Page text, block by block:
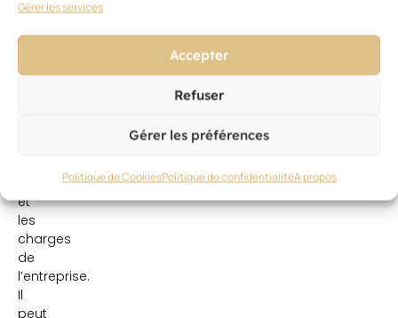
Gérer les services
Accepter
Refuser
Gérer les préférences
Politique de CookiesPolitique de confidentialitéA propos
bleue
en
par
et
les
charges
de
l’entreprise.
Il
peut